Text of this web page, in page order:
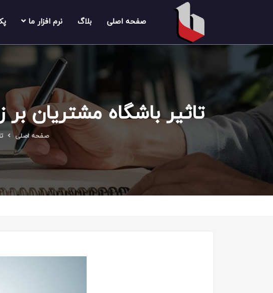
صفحه اصلی بلاگ نرم افزار ما
تاثیر باشگاه مشتریان
صفحه اصلی